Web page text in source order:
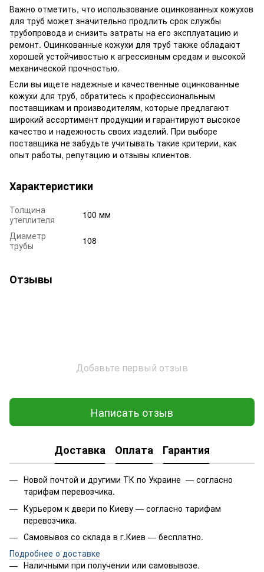
Важно отметить, что использование оцинкованных кожухов
для труб может значительно продлить срок службы
трубопровода и снизить затраты на его эксплуатацию и
ремонт. Оцинкованные кожухи для труб также обладают
хорошей устойчивостью к агрессивным средам и высокой
механической прочностью.
Если вы ищете надежные и качественные оцинкованные
кожухи для труб, обратитесь к профессиональным
поставщикам и производителям, которые предлагают
широкий ассортимент продукции и гарантируют высокое
качество и надежность своих изделий. При выборе
поставщика не забудьте учитывать такие критерии, как
опыт работы, репутацию и отзывы клиентов.
Характеристики
Толщина
утеплителя
100 мм
Диаметр
трубы
108
Отзывы
Добавьте первый отзыв
Написать отзыв
Доставка Оплата Гарантия
Новой почтой и другими ТК по Украине — согласно
тарифам перевозчика.
Курьером к двери по Киеву — согласно тарифам
перевозчика.
Самовывоз со склада в г.Киев — бесплатно.
Подробнее о доставке
Наличными при получении или самовывозе.